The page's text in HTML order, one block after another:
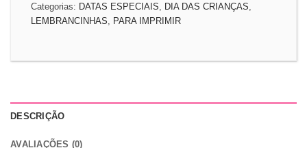
Categorias: DATAS ESPECIAIS DIA DAS CRIANÇAS
LEMBRANCINHAS
PARA IMPRIMIR
DESCRIÇÃO
AVALIAÇÕES (0)